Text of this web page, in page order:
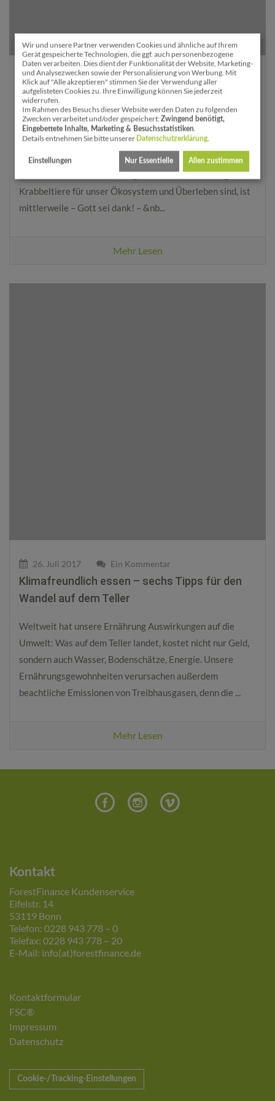
28. März 2019 3 Kommentare
Unser Insektenhotel und weitere 6 Tipps für
Insektenfreunde
Anfang 2017 wurde Dank der sogenannten „Krefelder
Studie“ bekannt: In Deutschland herrscht ein großes
Insektensterben. Wie wichtig die verschiedenförmigen
Krabbeltiere für unser Ökosystem und Überleben sind, ist
mittlerweile – Gott sei dank! – &nb...
Mehr Lesen
26. Juli 2017 Ein Kommentar
Klimafreundlich essen – sechs Tipps für den
Wandel auf dem Teller
Weltweit hat unsere Ernährung Auswirkungen auf die
Umwelt: Was auf dem Teller landet, kostet nicht nur Geld,
sondern auch Wasser, Bodenschätze, Energie. Unsere
Ernährungsgewohnheiten verursachen außerdem
beachtliche Emissionen von Treibhausgasen, denn die ...
Mehr Lesen
Kontakt
ForestFinance Kundenservice
Eifelstr. 14
53119 Bonn
Telefon: 0228 943 778 – 0
Telefax: 0228 943 778 – 20
E-Mail: info(at)forestfinance.de
Kontaktformular
FSC®
Impressum
Datenschutz
Cookie-/Tracking-Einstellungen
Wir und unsere Partner verwenden Cookies und ähnliche auf Ihrem
Gerät gespeicherte Technologien, die ggf. auch personenbezogene
Daten verarbeiten. Dies dient der Funktionalität der Website, Marketing-
und Analysezwecken sowie der Personalisierung von Werbung. Mit
Klick auf "Alle akzeptieren" stimmen Sie der Verwendung aller
aufgelisteten Cookies zu. Ihre Einwilligung können Sie jederzeit
widerrufen.
Im Rahmen des Besuchs dieser Website werden Daten zu folgenden
Zwecken verarbeitet und/oder gespeichert: Zwingend benötigt,
Eingebettete Inhalte, Marketing & Besuchsstatistiken.
Details entnehmen Sie bitte unserer Datenschutzerklärung.
Einstellungen Nur Essentielle Allen zustimmen